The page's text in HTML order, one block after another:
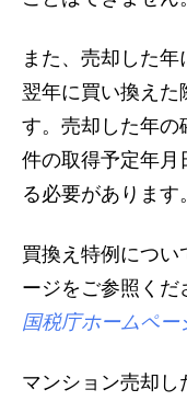
また、売却した年
翌年に買い換えた
す。売却した年の
件の取得予定年月
る必要があります。
買換え特例につ
ージをご参照くだ
国税庁ホームペ
マンション売却し